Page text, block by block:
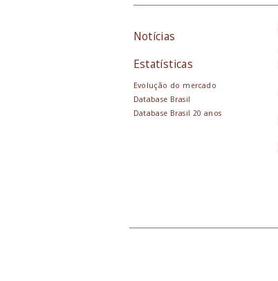
Notícias
Estatísticas
Evolução do mercado
Database Brasil
Database Brasil 20 anos